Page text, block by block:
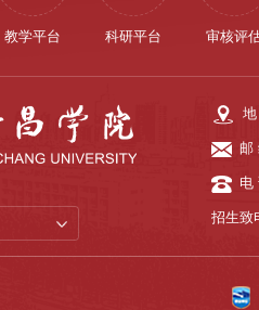
教学平台 科研平台 审核评
邮
电
招生致